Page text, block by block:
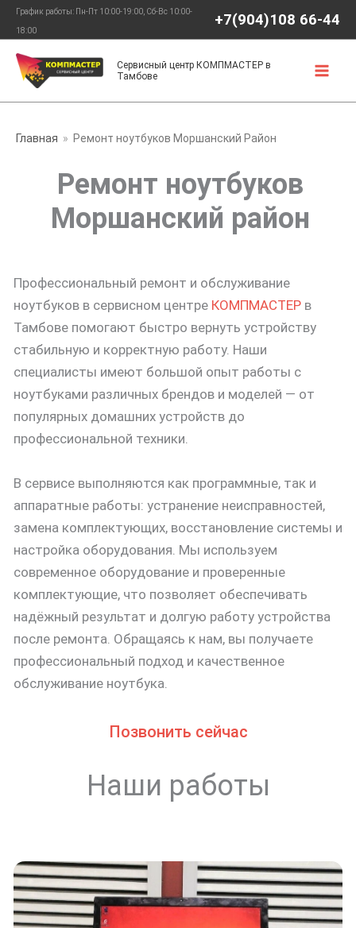
Перейти
содержимому
График работы: Пн-Пт 10:00-19:00, Сб-Вс 10:00-
18:00
+7(904)108 66-44
Сервисный центр КОМПМАСТЕР в
Тамбове
Главная Ремонт ноутбуков Моршанский Район
Ремонт ноутбуков
Моршанский район
Профессиональный ремонт и обслуживание
ноутбуков в сервисном центре КОМПМАСТЕР в
Тамбове помогают быстро вернуть устройству
стабильную и корректную работу. Наши
специалисты имеют большой опыт работы с
ноутбуками различных брендов и моделей — от
популярных домашних устройств до
профессиональной техники.
В сервисе выполняются как программные, так и
аппаратные работы: устранение неисправностей,
замена комплектующих, восстановление системы и
настройка оборудования. Мы используем
современное оборудование и проверенные
комплектующие, что позволяет обеспечивать
надёжный результат и долгую работу устройства
после ремонта. Обращаясь к нам, вы получаете
профессиональный подход и качественное
обслуживание ноутбука.
Позвонить сейчас
Наши работы